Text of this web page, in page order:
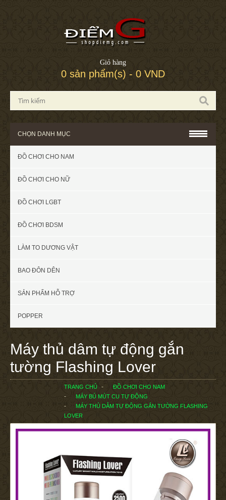
Giỏ hàng
0 sản phẩm(s) - 0 VND
CHỌN DANH MỤC
ĐỒ CHƠI CHO NAM
ĐỒ CHƠI CHO NỮ
ĐỒ CHƠI LGBT
ĐỒ CHƠI BDSM
LÀM TO DƯƠNG VẬT
BAO ĐÔN DÊN
SẢN PHẨM HỖ TRỢ
POPPER
Máy thủ dâm tự động gắn
tường Flashing Lover
TRANG CHỦ
ĐỒ CHƠI CHO NAM
MÁY BÚ MÚT CU TỰ ĐỘNG
MÁY THỦ DÂM TỰ ĐỘNG GẮN TƯỜNG FLASHING
LOVER